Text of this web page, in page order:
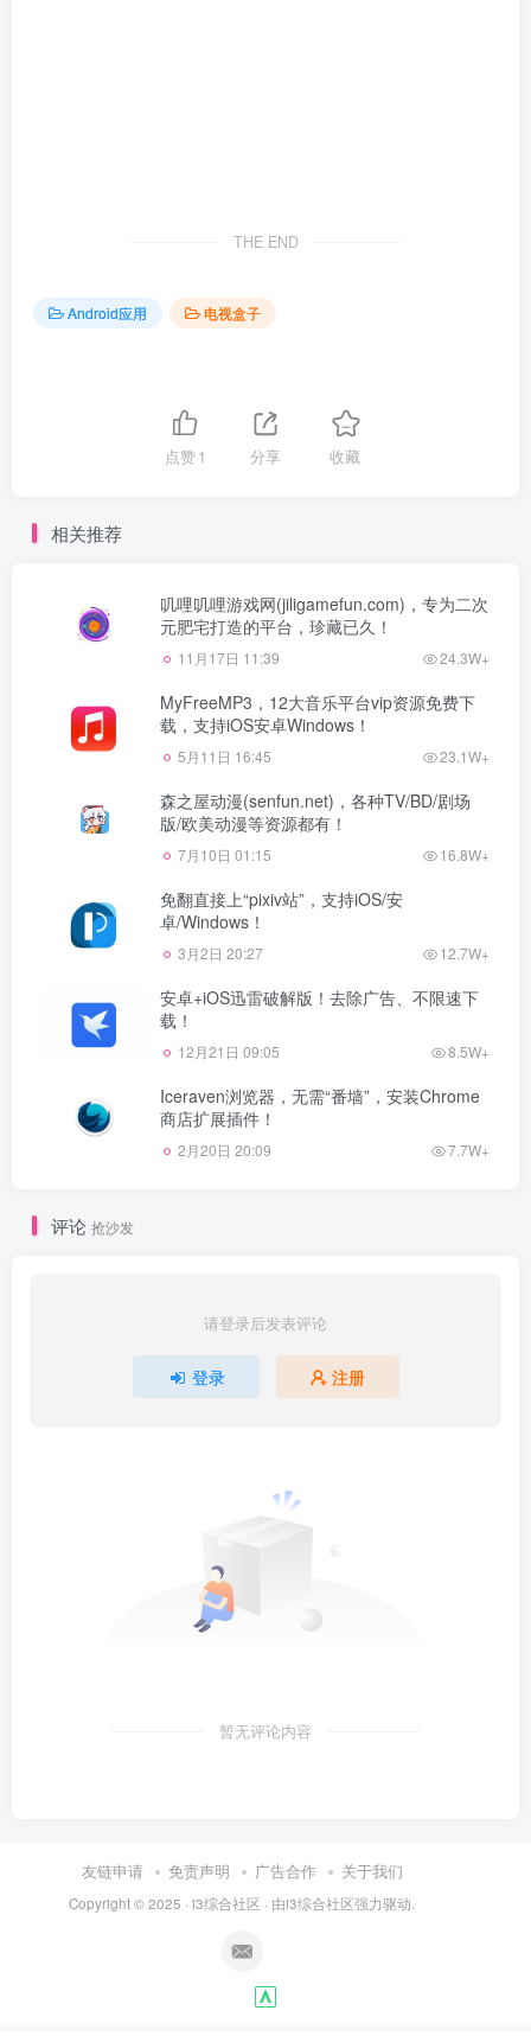
THE END
Android应用 电视盒子
点赞1 分享 收藏
相关推荐
叽哩叽哩游戏网(jiligamefun.com)，专为二次
元肥宅打造的平台，珍藏已久！
11月17日 11:39 24.3W+
MyFreeMP3，12大音乐平台vip资源免费下
载，支持iOS安卓Windows！
5月11日 16:45 23.1W+
森之屋动漫(senfun.net)，各种TV/BD/剧场
版/欧美动漫等资源都有！
7月10日 01:15 16.8W+
免翻直接上“pixiv站”，支持iOS/安
卓/Windows！
3月2日 20:27 12.7W+
安卓+iOS迅雷破解版！去除广告、不限速下
载！
12月21日 09:05 8.5W+
Iceraven浏览器，无需“番墙”，安装Chrome
商店扩展插件！
2月20日 20:09 7.7W+
评论 抢沙发
请登录后发表评论
登录 注册
暂无评论内容
友链申请 免责声明 广告合作 关于我们
Copyright © 2025 · i3综合社区 · 由i3综合社区强力驱动.